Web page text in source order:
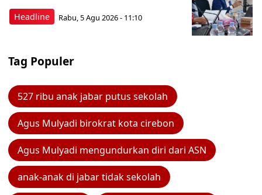
Headline Rabu, 5 Agu 2026 - 11:10
Tag Populer
527 ribu anak jabar putus sekolah
Agus Mulyadi birokrat kota cirebon
Agus Mulyadi mengundurkan diri dari ASN
anak-anak di jabar tidak sekolah